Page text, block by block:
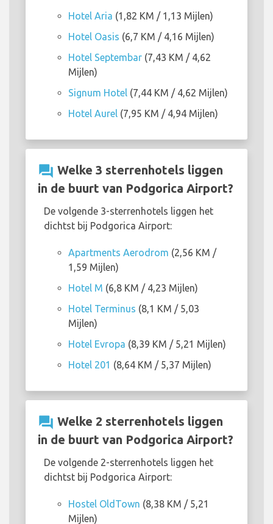
Hotel Aria (1,82 KM / 1,13 Mijlen)
Hotel Oasis (6,7 KM / 4,16 Mijlen)
Hotel Septembar (7,43 KM / 4,62
Mijlen)
Signum Hotel (7,44 KM / 4,62 Mijlen)
Hotel Aurel (7,95 KM / 4,94 Mijlen)
question_answer Welke 3 sterrenhotels liggen
in de buurt van Podgorica Airport?
De volgende 3-sterrenhotels liggen het
dichtst bij Podgorica Airport:
Apartments Aerodrom (2,56 KM /
1,59 Mijlen)
Hotel M (6,8 KM / 4,23 Mijlen)
Hotel Terminus (8,1 KM / 5,03
Mijlen)
Hotel Evropa (8,39 KM / 5,21 Mijlen)
Hotel 201 (8,64 KM / 5,37 Mijlen)
question_answer Welke 2 sterrenhotels liggen
in de buurt van Podgorica Airport?
De volgende 2-sterrenhotels liggen het
dichtst bij Podgorica Airport:
Hostel OldTown (8,38 KM / 5,21
Mijlen)